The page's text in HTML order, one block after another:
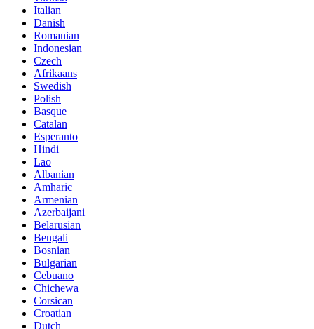
Italian
Danish
Romanian
Indonesian
Czech
Afrikaans
Swedish
Polish
Basque
Catalan
Esperanto
Hindi
Lao
Albanian
Amharic
Armenian
Azerbaijani
Belarusian
Bengali
Bosnian
Bulgarian
Cebuano
Chichewa
Corsican
Croatian
Dutch